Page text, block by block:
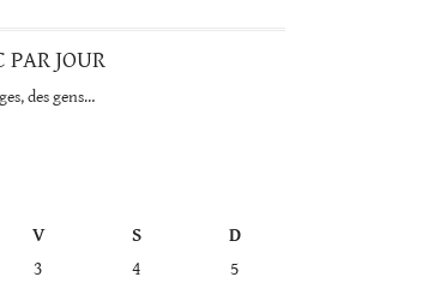
JOUR
des gens…
V S
D
3 4
5